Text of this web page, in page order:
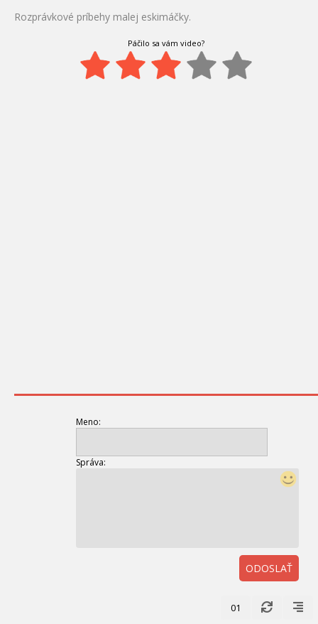
Rozprávkové príbehy malej eskimáčky.
Páčilo sa vám video?
Meno:
Správa:
ODOSLAŤ
01